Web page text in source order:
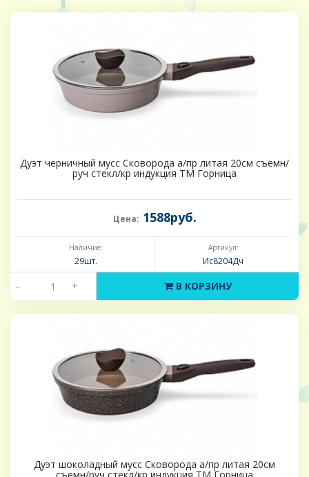
Дуэт черничный мусс Сковорода а/пр литая 20см съемн/
руч стекл/кр индукция ТМ Горница
Цена: 1588руб.
Наличие:
29шт.
Артикул:
Ис8204Дч
- + В КОРЗИНУ
Дуэт шоколадный мусс Сковорода а/пр литая 20см